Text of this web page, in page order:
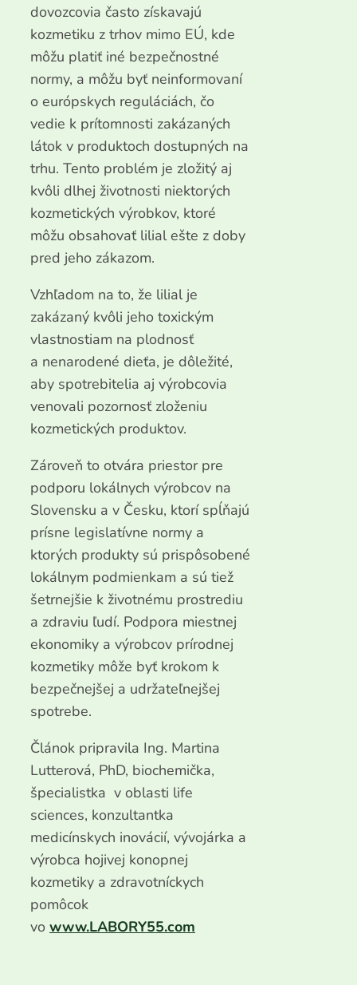
dovozcovia často získavajú
kozmetiku z trhov mimo EÚ, kde
môžu platiť iné bezpečnostné
normy, a môžu byť neinformovaní
o európskych reguláciách, čo
vedie k prítomnosti zakázaných
látok v produktoch dostupných na
trhu. Tento problém je zložitý aj
kvôli dlhej životnosti niektorých
kozmetických výrobkov, ktoré
môžu obsahovať lilial ešte z doby
pred jeho zákazom.
Vzhľadom na to, že lilial je
zakázaný kvôli jeho toxickým
vlastnostiam na plodnosť
a nenarodené dieťa, je dôležité,
aby spotrebitelia aj výrobcovia
venovali pozornosť zloženiu
kozmetických produktov.
Zároveň to otvára priestor pre
podporu lokálnych výrobcov na
Slovensku a v Česku, ktorí spĺňajú
prísne legislatívne normy a
ktorých produkty sú prispôsobené
lokálnym podmienkam a sú tiež
šetrnejšie k životnému prostrediu
a zdraviu ľudí. Podpora miestnej
ekonomiky a výrobcov prírodnej
kozmetiky môže byť krokom k
bezpečnejšej a udržateľnejšej
spotrebe.
Článok pripravila Ing. Martina
Lutterová, PhD, biochemička,
špecialistka v oblasti life
sciences, konzultantka
medicínskych inovácií, vývojárka a
výrobca hojivej konopnej
kozmetiky a zdravotníckych
pomôcok
vo www.LABORY55.com